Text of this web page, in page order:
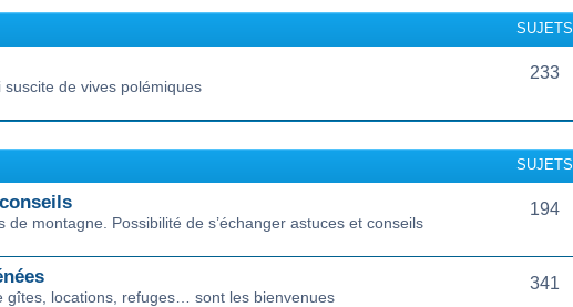
SUJETS
de vives polémiques
233
SUJETS
montagne. Possibilité de s’échanger astuces et conseils
194
gîtes, locations, refuges… sont les bienvenues
341